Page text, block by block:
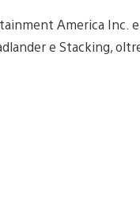
America Inc.
e Stacking,